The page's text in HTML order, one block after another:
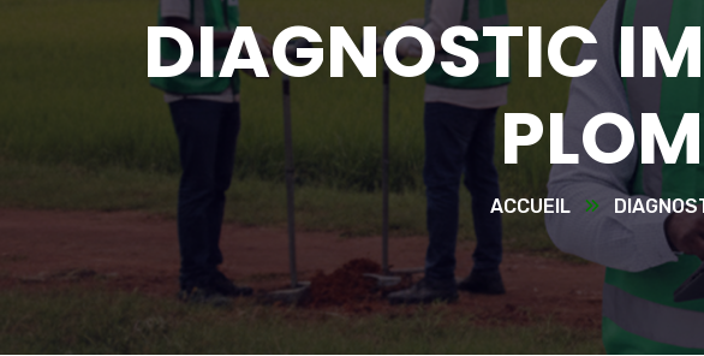
DIAGNOSTIC
ACCUEIL